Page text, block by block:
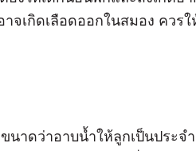
จเกิดเลือดออกในสมอง ควร
าดว่าอาบน้ำให้ลูกเป็นประจ